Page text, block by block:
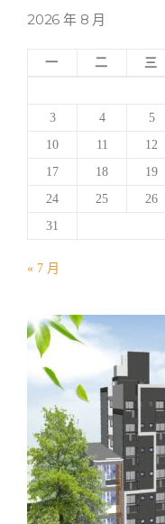
2026 年 8 月
一 二 三
3
4 5
10
11 12
17
18 19
24
25 26
31
« 7 月